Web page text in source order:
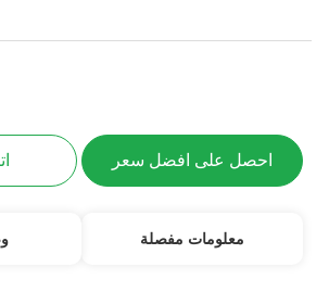
احصل على افضل سعر
معلومات مفصلة